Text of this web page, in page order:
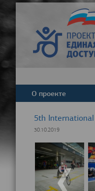
О проекте
5th
30.10.2019